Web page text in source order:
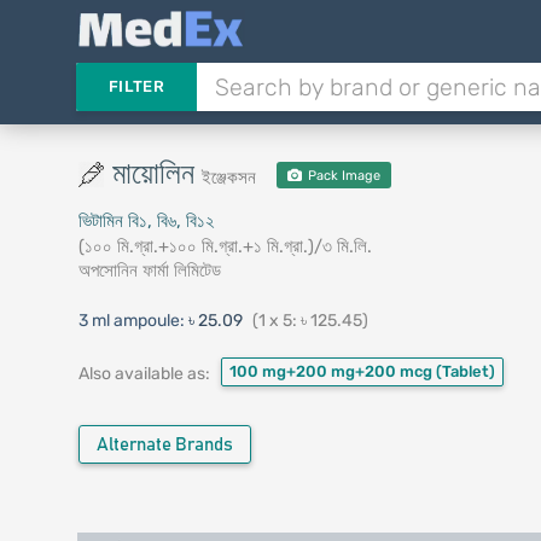
FILTER
মায়োলিন ইঞ্জেকসন Pack Image
ভিটামিন বি১, বি৬, বি১২
(১০০ মি.গ্রা.+১০০ মি.গ্রা.+১ মি.গ্রা.)/৩ মি.লি.
অপসোনিন ফার্মা লিমিটেড
3 ml ampoule: ৳ 25.09 (1 x 5: ৳ 125.45)
Also available as: 100 mg+200 mg+200 mcg (Tablet)
Alternate Brands